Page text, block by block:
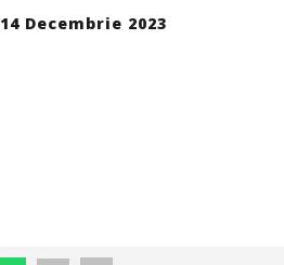
14 Decembrie 2023